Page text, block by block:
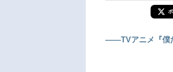
――TVアニメ『僕